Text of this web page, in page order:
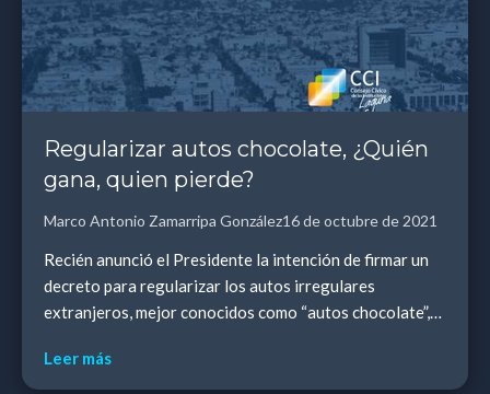
Regularizar autos chocolate, ¿Quién
gana, quien pierde?
Marco Antonio Zamarripa González16 de octubre de 2021
Recién anunció el Presidente la intención de firmar un
decreto para regularizar los autos irregulares
extranjeros, mejor conocidos como “autos chocolate”,
Leer más